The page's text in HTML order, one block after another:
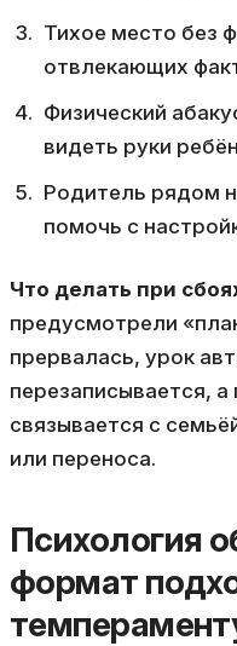
Тихое место без
отвлекающих
Физический
видеть руки
Родитель рядом
помочь с
Что делать при
предусмотрели
прервалась, урок
перезаписывается,
связывается с
или переноса.
Психология
формат